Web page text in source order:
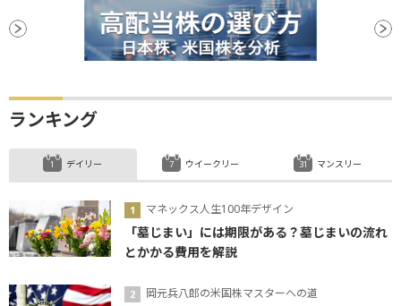
ランキング
デイリー
マネックス人生100年デザイン
「墓じまい」には期限がある？墓じまいの流れ
とかかる費用を解説
岡元兵八郎の米国株マスターへの道
ウイークリー マンスリー